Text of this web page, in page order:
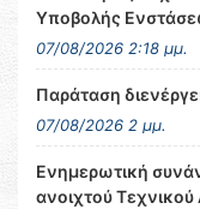
Υποβολής
07/08/2026 2:18 μμ.
Παράταση
07/08/2026 2 μμ.
Ενημερωτική
ανοιχτού Τεχνικού